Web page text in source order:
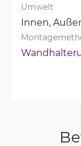
Umwelt
Innen,